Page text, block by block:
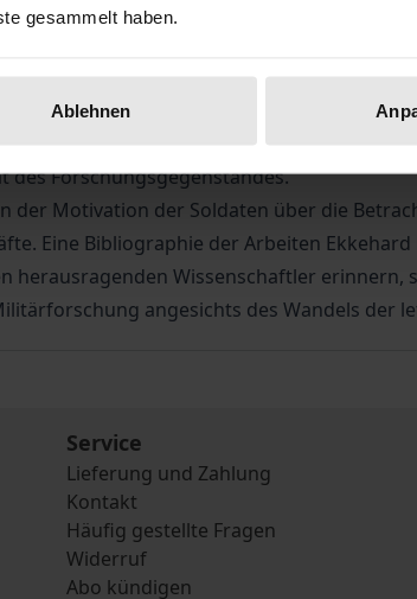
gesammelt haben.
Ablehnen
die sich in ihren Werken der
fast einmaligen Ruf. Er hat über 300
hinterlassen. Die in diesem Band
des Forschungsgegenstandes.
der Motivation der Soldaten über die
Eine Bibliographie der Arbeiten
herausragenden Wissenschaftler
angesichts des Wandels der
Service
Lieferung und Zahlung
Kontakt
Häufig gestellte Fragen
Widerruf
Abo kündigen